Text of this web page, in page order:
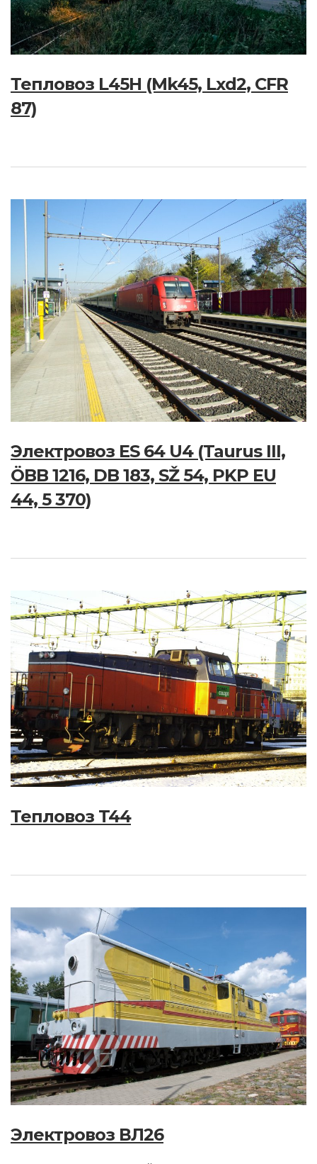
Тепловоз L45H (Mk45, Lxd2, CFR
87)
Электровоз ES 64 U4 (Taurus III,
ÖBB 1216, DB 183, SŽ 54, PKP EU
44, 5 370)
Тепловоз T44
Электровоз ВЛ26